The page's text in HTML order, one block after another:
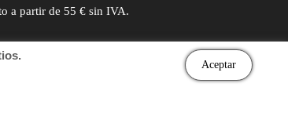
a partir de 55 € sin IVA.
Aceptar